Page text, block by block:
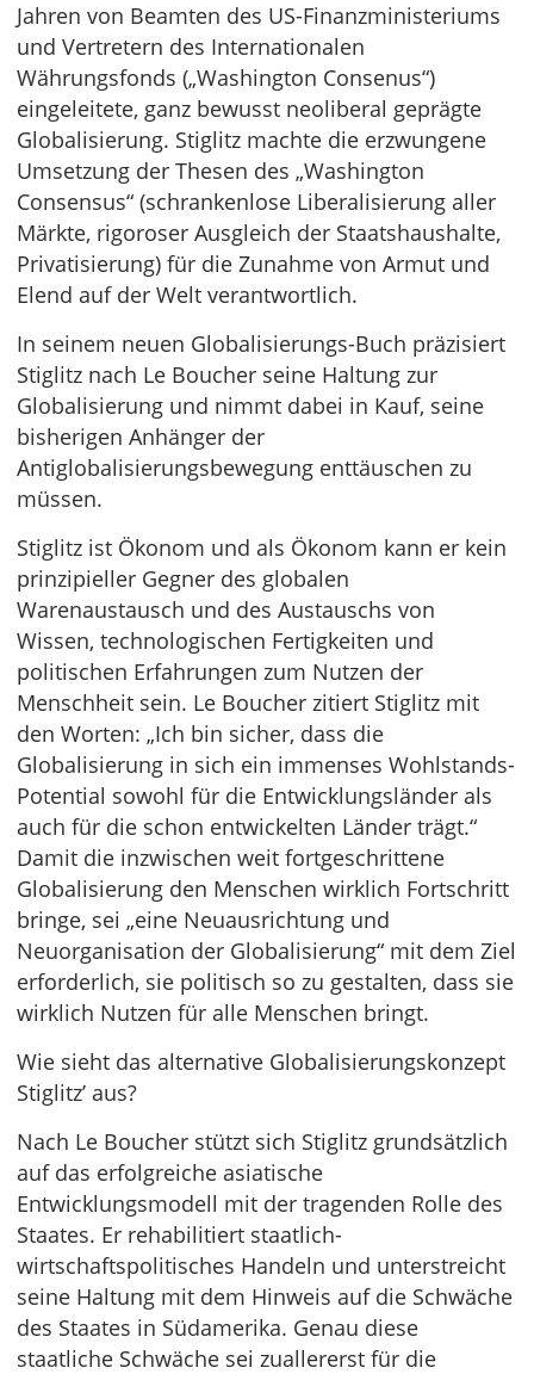
Jahren von Beamten des US-Finanzministeriums
und Vertretern des Internationalen
Währungsfonds („Washington Consenus“)
eingeleitete, ganz bewusst neoliberal geprägte
Globalisierung. Stiglitz machte die erzwungene
Umsetzung der Thesen des „Washington
Consensus“ (schrankenlose Liberalisierung aller
Märkte, rigoroser Ausgleich der Staatshaushalte,
Privatisierung) für die Zunahme von Armut und
Elend auf der Welt verantwortlich.
In seinem neuen Globalisierungs-Buch präzisiert
Stiglitz nach Le Boucher seine Haltung zur
Globalisierung und nimmt dabei in Kauf, seine
bisherigen Anhänger der
Antiglobalisierungsbewegung enttäuschen zu
müssen.
Stiglitz ist Ökonom und als Ökonom kann er kein
prinzipieller Gegner des globalen
Warenaustausch und des Austauschs von
Wissen, technologischen Fertigkeiten und
politischen Erfahrungen zum Nutzen der
Menschheit sein. Le Boucher zitiert Stiglitz mit
den Worten: „Ich bin sicher, dass die
Globalisierung in sich ein immenses Wohlstands-
Potential sowohl für die Entwicklungsländer als
auch für die schon entwickelten Länder trägt.“
Damit die inzwischen weit fortgeschrittene
Globalisierung den Menschen wirklich Fortschritt
bringe, sei „eine Neuausrichtung und
Neuorganisation der Globalisierung“ mit dem Ziel
erforderlich, sie politisch so zu gestalten, dass sie
wirklich Nutzen für alle Menschen bringt.
Wie sieht das alternative Globalisierungskonzept
Stiglitz’ aus?
Nach Le Boucher stützt sich Stiglitz grundsätzlich
auf das erfolgreiche asiatische
Entwicklungsmodell mit der tragenden Rolle des
Staates. Er rehabilitiert staatlich-
wirtschaftspolitisches Handeln und unterstreicht
seine Haltung mit dem Hinweis auf die Schwäche
des Staates in Südamerika. Genau diese
staatliche Schwäche sei zuallererst für die